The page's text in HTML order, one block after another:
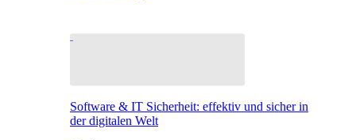
Software & IT Sicherheit: effektiv und sicher in
der digitalen Welt